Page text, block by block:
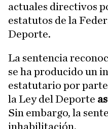
actuales directivos
estatutos de la
Deporte.
La sentencia
se ha producido un
estatutario por
la Ley del Deporte
Sin embargo, la
inhabilitación.